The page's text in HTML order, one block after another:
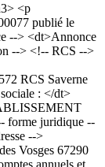
<p
publié le
--> <dt>Annonce
--> <!-- RCS -->
RCS Saverne
: </dt>
forme juridique --
-->
Vosges 67290
annuels et